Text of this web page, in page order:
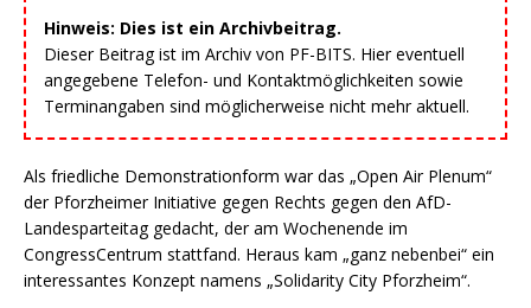
Hinweis: Dies ist ein Archivbeitrag.
Dieser Beitrag ist im Archiv von PF-BITS. Hier eventuell
angegebene Telefon- und Kontaktmöglichkeiten sowie
Terminangaben sind möglicherweise nicht mehr aktuell.
Als friedliche Demonstrationform war das „Open Air Plenum“
der Pforzheimer Initiative gegen Rechts gegen den AfD-
Landesparteitag gedacht, der am Wochenende im
CongressCentrum stattfand. Heraus kam „ganz nebenbei“ ein
interessantes Konzept namens „Solidarity City Pforzheim“.